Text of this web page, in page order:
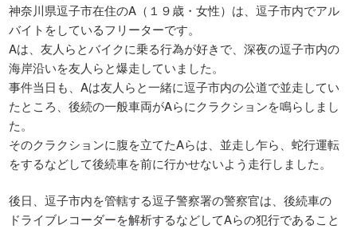
神奈川県逗子市在住のA（１９歳・女性）は、逗子市内でアル
バイトをしているフリーターです。
Aは、友人らとバイクに乗る行為が好きで、深夜の逗子市内の
海岸沿いを友人らと爆走していました。
事件当日も、Aは友人らと一緒に逗子市内の公道で並走してい
たところ、後続の一般車両がAらにクラクションを鳴らしまし
た。
そのクラクションに腹を立てたAらは、並走し乍ら、蛇行運転
をするなどして後続車を前に行かせないよう走行しました。
後日、逗子市内を管轄する逗子警察署の警察官は、後続車の
ドライブレコーダーを解析するなどしてAらの犯行であること